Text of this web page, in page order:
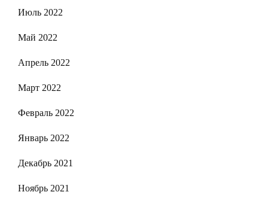
Июль 2022
Май 2022
Апрель 2022
Март 2022
Февраль 2022
Январь 2022
Декабрь 2021
Ноябрь 2021